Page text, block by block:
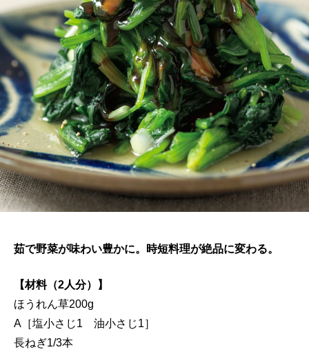
茹で野菜が味わい豊かに。時短料理が絶品に変わる。
【材料（2人分）】
ほうれん草200g
A［塩小さじ1 油小さじ1］
長ねぎ1/3本